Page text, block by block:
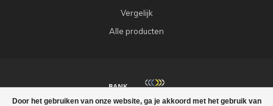
Door het gebruiken van onze website, ga je akkoord met het gebruik van
Vergelijk
Alle producten